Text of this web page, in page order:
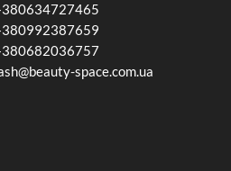
space.com.ua